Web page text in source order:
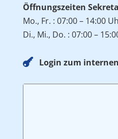
Öffnungszeiten
Mo., Fr. : 07:00 – 14:00
Di., Mi., Do. : 07:00 –
 Login zum